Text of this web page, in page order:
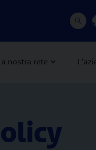
nostra rete